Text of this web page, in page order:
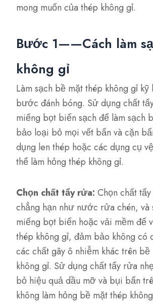
mong muốn của thép không gỉ.
Bước 1——Cách làm
không gỉ
Làm sạch bề mặt thép không gỉ
bước đánh bóng. Sử dụng chất
miếng bọt biển sạch để làm sạch
bảo loại bỏ mọi vết bẩn và cặn
dụng len thép hoặc các dụng cụ
thể làm hỏng thép không gỉ.
Chọn chất tẩy rửa:Chọn chất
chẳng hạn như nước rửa chén, và
miếng bọt biển hoặc vải mềm để
thép không gỉ, đảm bảo không có
các chất gây ô nhiễm khác trên bề
không gỉ. Sử dụng chất tẩy rửa
bỏ hiệu quả dầu mỡ và bụi bẩn
không làm hỏng bề mặt thép